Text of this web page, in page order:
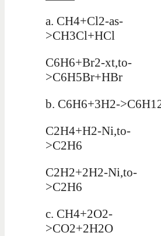
a. CH4+Cl2-as-
>CH3Cl+HCl
C6H6+Br2-xt,to-
>C6H5Br+HBr
b. C6H6+3H2-
C2H4+H2-Ni,to-
>C2H6
C2H2+2H2-Ni,to-
>C2H6
c. CH4+2O2-
>CO2+2H2O